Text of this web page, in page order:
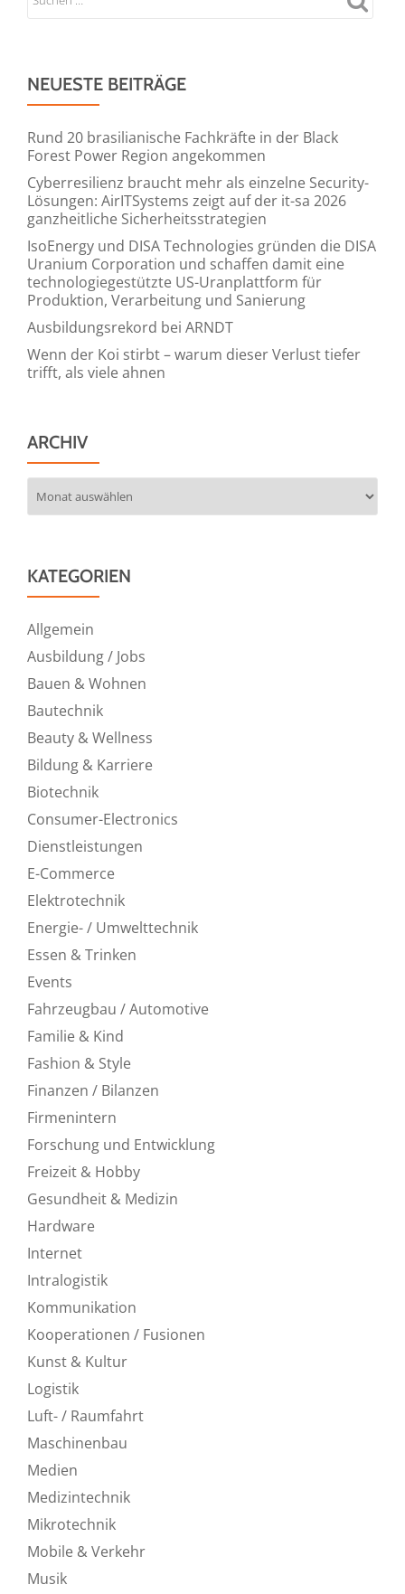
NEUESTE BEITRÄGE
Rund 20 brasilianische Fachkräfte in der Black
Forest Power Region angekommen
Cyberresilienz braucht mehr als einzelne Security-
Lösungen: AirITSystems zeigt auf der it-sa 2026
ganzheitliche Sicherheitsstrategien
IsoEnergy und DISA Technologies gründen die DISA
Uranium Corporation und schaffen damit eine
technologiegestützte US-Uranplattform für
Produktion, Verarbeitung und Sanierung
Ausbildungsrekord bei ARNDT
Wenn der Koi stirbt – warum dieser Verlust tiefer
trifft, als viele ahnen
ARCHIV
KATEGORIEN
Allgemein
Ausbildung / Jobs
Bauen & Wohnen
Bautechnik
Beauty & Wellness
Bildung & Karriere
Biotechnik
Consumer-Electronics
Dienstleistungen
E-Commerce
Elektrotechnik
Energie- / Umwelttechnik
Essen & Trinken
Events
Fahrzeugbau / Automotive
Familie & Kind
Fashion & Style
Finanzen / Bilanzen
Firmenintern
Forschung und Entwicklung
Freizeit & Hobby
Gesundheit & Medizin
Hardware
Internet
Intralogistik
Kommunikation
Kooperationen / Fusionen
Kunst & Kultur
Logistik
Luft- / Raumfahrt
Maschinenbau
Medien
Medizintechnik
Mikrotechnik
Mobile & Verkehr
Musik